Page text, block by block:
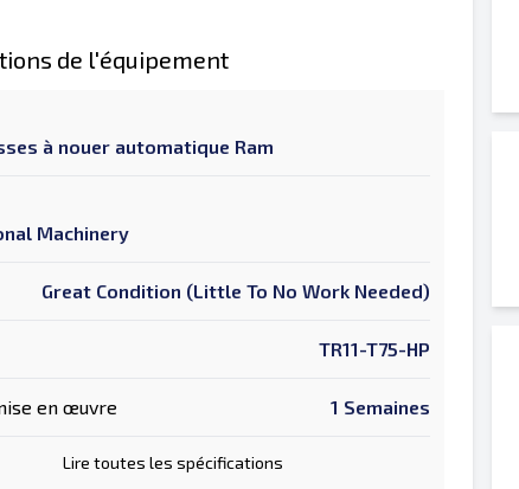
de l'équipement
à nouer automatique Ram
Machinery
Great Condition (Little To No Work Needed)
TR11-T75-HP
en œuvre 1 Semaines
Lire toutes les spécifications